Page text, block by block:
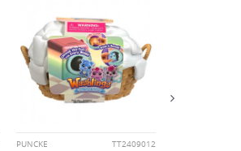
PUNČKE TT2409012